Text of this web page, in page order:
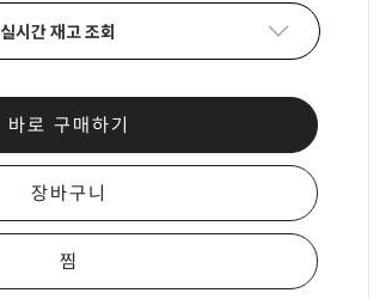
실시간 재고 조회
바로 구매하기
장바구니
찜